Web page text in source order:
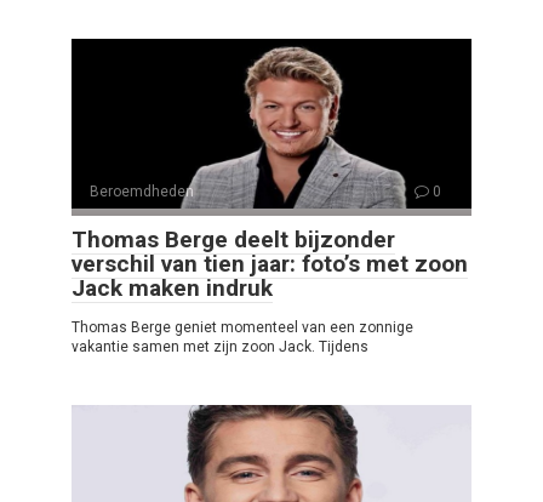
Beroemdheden 0
Thomas Berge deelt bijzonder
verschil van tien jaar: foto’s met zoon
Jack maken indruk
Thomas Berge geniet momenteel van een zonnige
vakantie samen met zijn zoon Jack. Tijdens